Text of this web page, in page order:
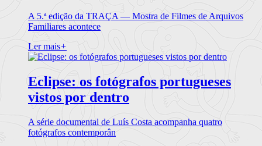
A 5.ª edição da TRAÇA — Mostra de Filmes de Arquivos
Familiares acontece
Ler mais+
Eclipse: os fotógrafos portugueses
vistos por dentro
A série documental de Luís Costa acompanha quatro
fotógrafos contemporân